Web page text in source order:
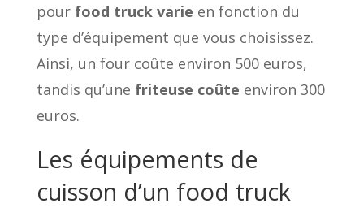
pour food truck varie en fonction du
type d’équipement que vous choisissez.
Ainsi, un four coûte environ 500 euros,
tandis qu’une friteuse coûte environ 300
euros.
Les équipements de
cuisson d’un food truck